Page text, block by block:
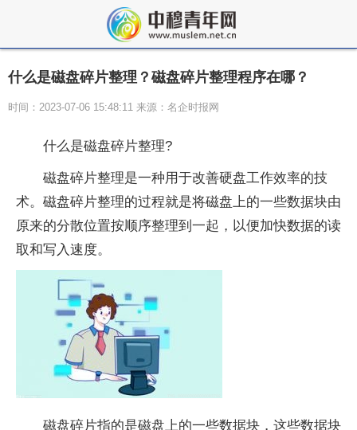
什么是磁盘碎片整理？磁盘碎片整理程序在哪？
时间：2023-07-06 15:48:11 来源：名企时报网
什么是磁盘碎片整理?
磁盘碎片整理是一种用于改善硬盘工作效率的技
术。磁盘碎片整理的过程就是将磁盘上的一些数据块由
原来的分散位置按顺序整理到一起，以便加快数据的读
取和写入速度。
磁盘碎片指的是磁盘上的一些数据块，这些数据块